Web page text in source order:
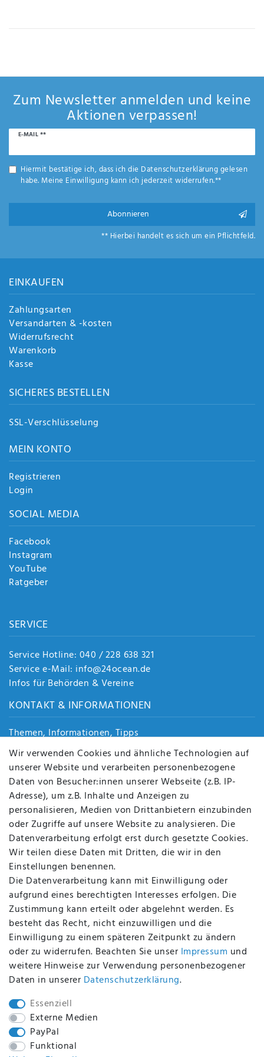
Hiermit
ich die
Daten­
gelesen
rag
e
sen
de
n
Zum Newsletter anmelden und keine
Aktionen verpassen!
E-MAIL **
Newsletter
Hiermit bestätige ich, dass ich die Daten­schutz­erklärunggelesen
habe. Meine Einwilligung kann ich jederzeit widerrufen.**
Abonnieren
** Hierbei handelt es sich um ein Pflichtfeld.
EINKAUFEN
Zahlungsarten
Versandarten & -kosten
Widerrufsrecht
Warenkorb
Kasse
SICHERES BESTELLEN
SSL-Verschlüsselung
MEIN KONTO
Registrieren
Login
SOCIAL MEDIA
Facebook
Instagram
YouTube
Ratgeber
SERVICE
Service Hotline: 040 / 228 638 321
Service e-Mail: info@24ocean.de
Infos für Behörden & Vereine
KONTAKT & INFORMATIONEN
Themen, Informationen, Tipps
Jobs
Über uns
Kontakt
Datenschutz
AGB
FAQ
Batterieentsorgung
Altölverordnung
Impressum
BEQUEM UND SICHER BEZAHLEN MIT
BEI UNS SIND SIE SICHER!
WIR VERSENDEN MIT
Wir verwenden Cookies und ähnliche Technologien auf
unserer Website und verarbeiten personenbezogene
Daten von Besucher:innen unserer Webseite (z.B. IP-
Adresse), um z.B. Inhalte und Anzeigen zu
personalisieren, Medien von Drittanbietern einzubinden
oder Zugriffe auf unsere Website zu analysieren. Die
Datenverarbeitung erfolgt erst durch gesetzte Cookies.
Wir teilen diese Daten mit Dritten, die wir in den
Einstellungen benennen.
Die Datenverarbeitung kann mit Einwilligung oder
aufgrund eines berechtigten Interesses erfolgen. Die
Zustimmung kann erteilt oder abgelehnt werden. Es
besteht das Recht, nicht einzuwilligen und die
Einwilligung zu einem späteren Zeitpunkt zu ändern
oder zu widerrufen. Beachten Sie unser Impressum und
weitere Hinweise zur Verwendung personenbezogener
Daten in unserer Daten­schutz­erklärung.
Essenziell
Externe Medien
PayPal
Funktional